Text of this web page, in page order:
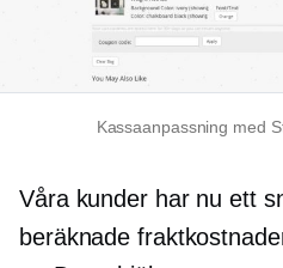
Kassaanpassning med
Våra kunder har nu ett
beräknade